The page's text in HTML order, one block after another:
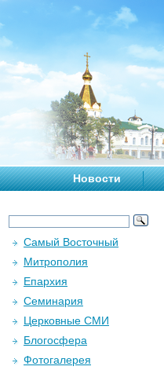
Новости
Самый Восточный
Митрополия
Епархия
Семинария
Церковные СМИ
Блогосфера
Фотогалерея